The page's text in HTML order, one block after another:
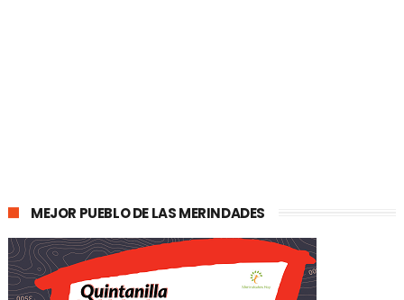
MEJOR PUEBLO DE LAS MERINDADES